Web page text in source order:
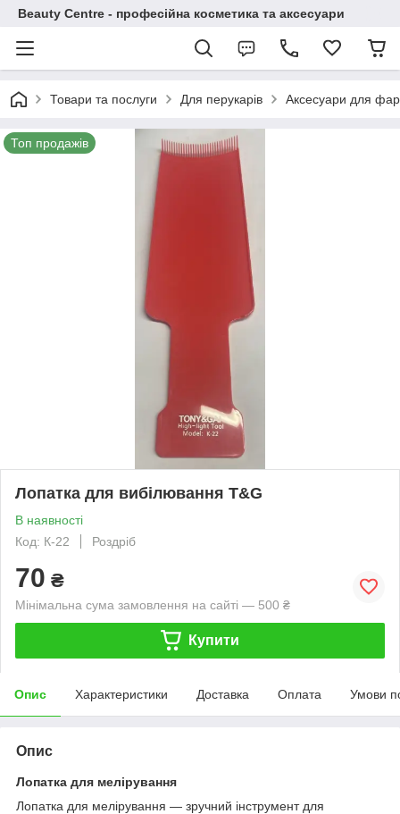
Beauty Centre - професійна косметика та аксесуари
Товари та послуги Для перукарів Аксесуари для
Топ продажів
Лопатка для вибілювання T&G
В наявності
Код: К-22
Роздріб
70 ₴
Мінімальна сума замовлення на сайті — 500 ₴
Купити
Опис Характеристики Доставка Оплата Умови
Опис
Лопатка для мелірування
Лопатка для мелірування — зручний інструмент для